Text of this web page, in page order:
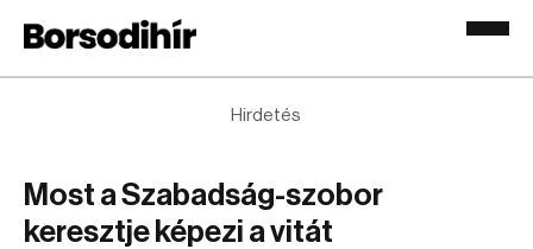
Hirdetés
Most a Szabadság-szobor
keresztje képezi a vitát